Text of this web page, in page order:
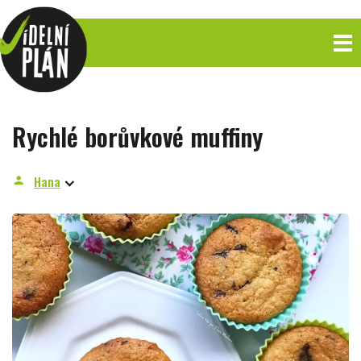
Rychlé borůvkové muffiny
person Hana